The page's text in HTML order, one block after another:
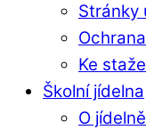
Stránky
Ke
Školní jídelna
O jídelně